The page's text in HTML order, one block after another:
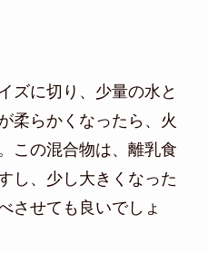
ズに切り、少量の水と
柔らかくなったら、火
この混合物は、離乳食
し、少し大きくなった
させても良いでしょ